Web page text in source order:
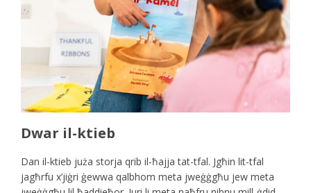
Dwar il-ktieb
Dan il-ktieb juża storja qrib il-ħajja tat-tfal. Jgħin lit-tfal
jagħrfu x’jiġri ġewwa qalbhom meta jweġġgħu jew meta